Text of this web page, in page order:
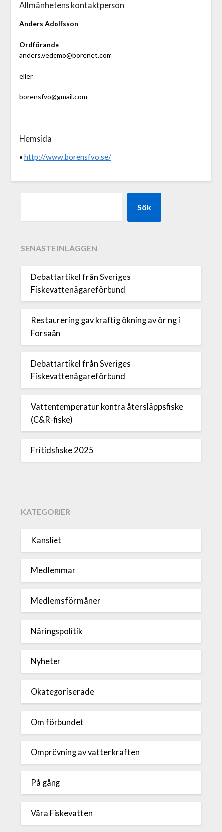
Allmänhetens kontaktperson
Anders Adolfsson
Ordförande
anders.vedemo@borenet.com
eller
borensfvo@gmail.com
Hemsida
• http://www.borensfvo.se/
Sök
SENASTE INLÄGGEN
Debattartikel från Sveriges
Fiskevattenägareförbund
Restaurering gav kraftig ökning av öring i
Forsaån
Debattartikel från Sveriges
Fiskevattenägareförbund
Vattentemperatur kontra återsläppsfiske
(C&R-fiske)
Fritidsfiske 2025
KATEGORIER
Kansliet
Medlemmar
Medlemsförmåner
Näringspolitik
Nyheter
Okategoriserade
Om förbundet
Omprövning av vattenkraften
På gång
Våra Fiskevatten